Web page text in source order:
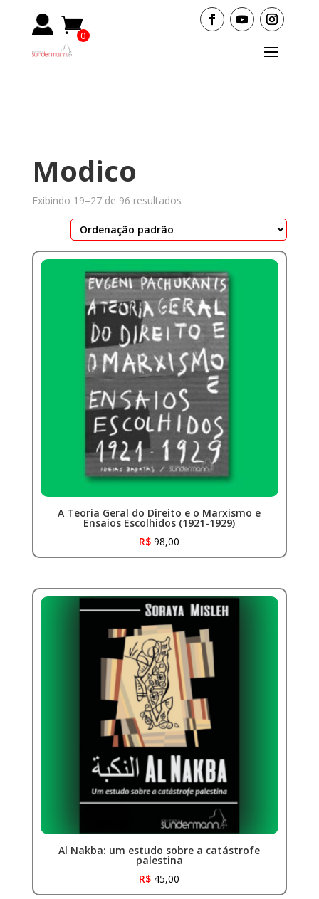
0
Modico
Exibindo 19–27 de 96 resultados
A Teoria Geral do Direito e o Marxismo e
Ensaios Escolhidos (1921-1929)
R$ 98,00
Al Nakba: um estudo sobre a catástrofe
palestina
R$ 45,00